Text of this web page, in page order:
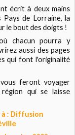
écrit à deux mains
de Lorraine, la
le bout des doigts !
chacun pourra y
aussi des pages
qui font l'originalité
feront voyager
qui se laisse
à : Diffusion